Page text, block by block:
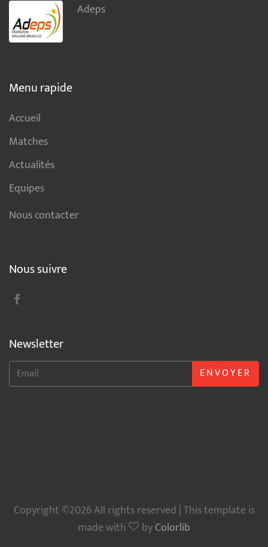
Adeps
Menu rapide
Accueil
Matches
Actualités
Equipes
Nous contacter
Nous suivre
Newsletter
ENVOYER
Copyright ©2026 All rights reserved | This template is
made with
byColorlib